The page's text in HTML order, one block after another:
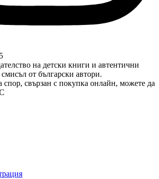
на детски книги и автентични
от български автори.
свързан с покупка онлайн, можете да